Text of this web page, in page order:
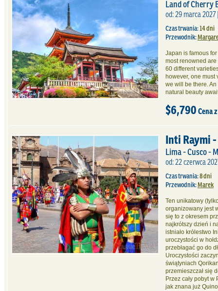
Land of Cherry
od: 29 marca
Czas trwania:14 dni
Przewodnik:
Japan is famous
most renowned
60 different
however, one
we will be there.
natural beauty
$6,790 Cena
Inti Raymi
Lima - Cusco -
od: 22 czerwca
Czas trwania:8 dni
Przewodnik:Marek
Ten unikatowy
organizowany jest
się to z okresem
najkrótszy dzień i
istniało królestwo
uroczystości w
przebłagać go do
Uroczystości
świątyniach
przemieszczał się
Przez cały pobyt
jak znana już